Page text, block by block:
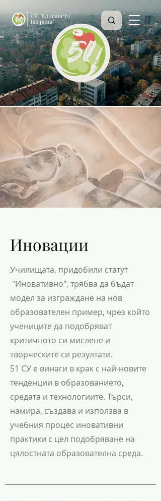
Иновации
Училищата, придобили статут
"Иновативно", трябва да бъдат
модел за изграждане на нов
образователен пример, чрез който
учениците да подобряват
критичното си мислене и
творческите си резултати.
51 СУ е винаги в крак с най-новите
тенденции в образованието,
средата и технологиите. Търси,
намира, създава и използва в
учебния процес иновативни
практики с цел подобряване на
цялостната образователна среда.